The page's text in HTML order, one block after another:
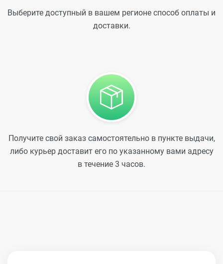
Выберите доступный в вашем регионе способ оплаты и
доставки.
Получите свой заказ самостоятельно в пункте выдачи,
либо курьер доставит его по указанному вами адресу
в течение 3 часов.